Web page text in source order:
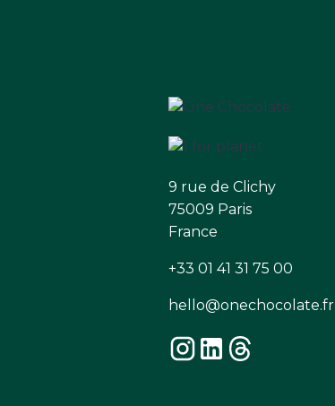
9 rue de Clichy
75009 Paris
France
+33 01 41 31 75 00
hello@onechocolate.fr